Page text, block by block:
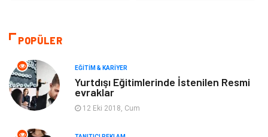
Moda
Makine
Elektronik
Giyim
POPÜLER
EĞITIM & KARIYER
Yurtdışı Eğitimlerinde İstenilen Resmi
evraklar
12 Eki 2018, Cum